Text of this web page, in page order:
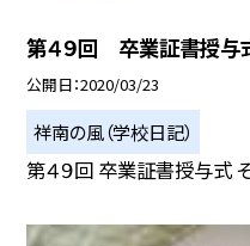
第４９回 卒業証書授
公開日 2020/03/23
祥南の風（学校日記）
第４９回 卒業証書授与式